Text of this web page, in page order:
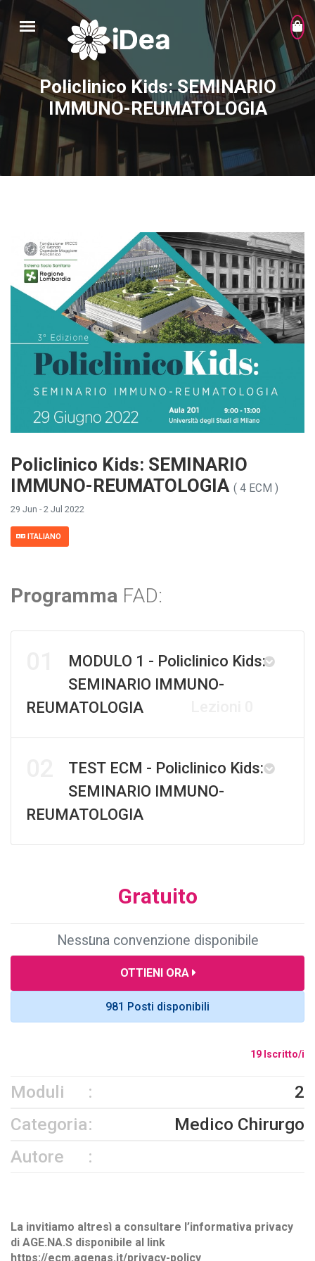
Policlinico Kids: SEMINARIO
IMMUNO-REUMATOLOGIA
Policlinico Kids: SEMINARIO
IMMUNO-REUMATOLOGIA ( 4 ECM )
29 Jun - 2 Jul 2022
ITALIANO
Programma FAD:
MODULO 1 - Policlinico Kids:
SEMINARIO IMMUNO-
REUMATOLOGIA
TEST ECM - Policlinico Kids:
SEMINARIO IMMUNO-
REUMATOLOGIA
Gratuito
Nessuna convenzione disponibile
OTTIENI ORA
981 Posti disponibili
19 Iscritto/i
Moduli
2
Categoria
Medico Chirurgo
Autore
La invitiamo altresì a consultare l’informativa privacy
di AGE.NA.S disponibile al link
https://ecm.agenas.it/privacy-policy